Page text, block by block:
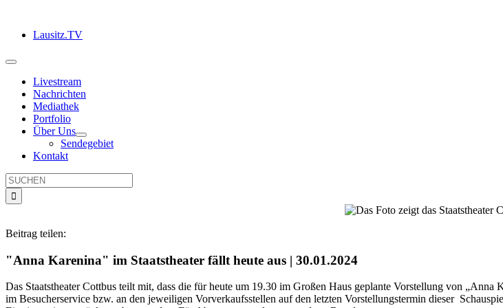
springenLausitz.TV
Toggle
NavigationLivestream
Nachrichten
Mediathek
Portfolio
Über Uns
Sendegebiet
Kontakt
Suche
nach:
Beitrag teilen:
"Anna Karenina" im Staatstheater fällt heute aus | 30.01.2024
Das Staatstheater Cottbus teilt mit, dass die für heute um 19.30 im Großen Haus geplante Vorstellung von
im Besucherservice bzw. an den jeweiligen Vorverkaufsstellen auf den letzten Vorstellungstermin dieser